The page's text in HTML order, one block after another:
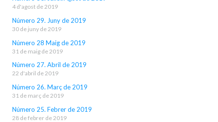
4 d'agost de 2019
Número 29. Juny de 2019
30 de juny de 2019
Número 28 Maig de 2019
31 de maig de 2019
Número 27. Abril de 2019
22 d'abril de 2019
Número 26. Març de 2019
31 de març de 2019
Número 25. Febrer de 2019
28 de febrer de 2019